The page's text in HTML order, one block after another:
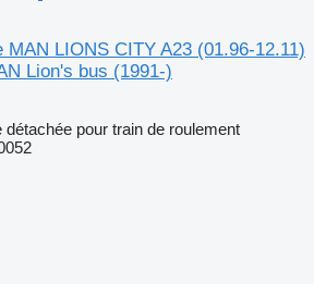
LIONS CITY A23 (01.96-12.11)
Lion's bus (1991-)
pour train de roulement